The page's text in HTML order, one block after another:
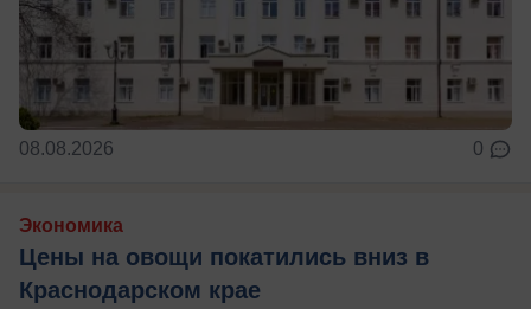
08.08.2026 0
Экономика
Цены на овощи покатились вниз в
Краснодарском крае